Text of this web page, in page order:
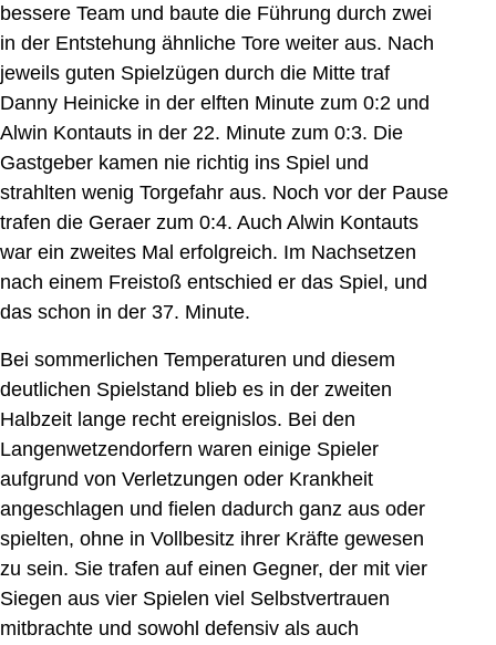
bessere Team und baute die Führung durch zwei
in der Entstehung ähnliche Tore weiter aus. Nach
jeweils guten Spielzügen durch die Mitte traf
Danny Heinicke in der elften Minute zum 0:2 und
Alwin Kontauts in der 22. Minute zum 0:3. Die
Gastgeber kamen nie richtig ins Spiel und
strahlten wenig Torgefahr aus. Noch vor der Pause
trafen die Geraer zum 0:4. Auch Alwin Kontauts
war ein zweites Mal erfolgreich. Im Nachsetzen
nach einem Freistoß entschied er das Spiel, und
das schon in der 37. Minute.
Bei sommerlichen Temperaturen und diesem
deutlichen Spielstand blieb es in der zweiten
Halbzeit lange recht ereignislos. Bei den
Langenwetzendorfern waren einige Spieler
aufgrund von Verletzungen oder Krankheit
angeschlagen und fielen dadurch ganz aus oder
spielten, ohne in Vollbesitz ihrer Kräfte gewesen
zu sein. Sie trafen auf einen Gegner, der mit vier
Siegen aus vier Spielen viel Selbstvertrauen
mitbrachte und sowohl defensiv als auch